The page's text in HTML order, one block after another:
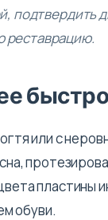
подтвердить
реставрацию.
или с
пластины
обуви.